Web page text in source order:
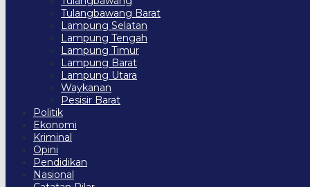
Tulangbawang Barat
Lampung Selatan
Lampung Tengah
Lampung Timur
Lampung Barat
Lampung Utara
Waykanan
Pesisir Barat
Politik
Ekonomi
Kriminal
Opini
Pendidikan
Nasional